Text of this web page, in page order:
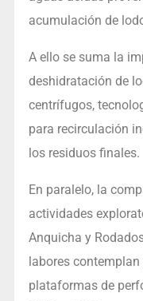
acumulación de
A ello se suma la
deshidratación de
centrífugos,
para recirculación
los residuos finales.
En paralelo, la
actividades
Anquicha y
labores
plataformas de